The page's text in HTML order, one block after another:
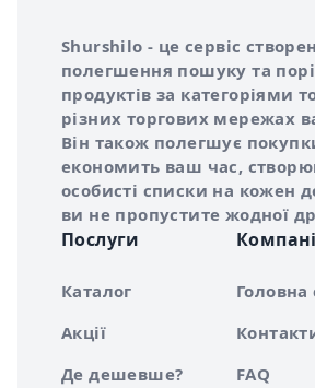
Про сервіс Shurshilo
Shurshilo - це сервіс
полегшення пошуку та
продуктів за категоріями
різних торгових мережах
Він також полегшує
економить ваш час,
особисті списки на кожен
ви не пропустите жодної
Послуги
Каталог
Акції
Де дешевше?
Головна
FAQ